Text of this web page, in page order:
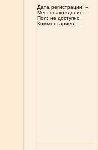
Дата регистрации: --
Местонахождение: --
Пол: не доступно
Комментариев: --